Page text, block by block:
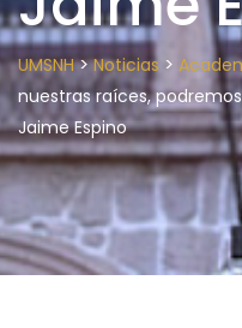
UMSNH>Noticias >
nuestras raíces,
Jaime Espino